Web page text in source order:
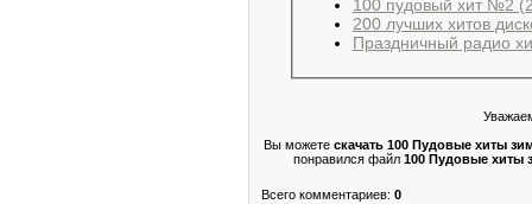
100 пудовый хит №2
200 лучших хитов
Праздничный радио
Вы можете скачать 100 Пудовые хиты
понравился файл 100 Пудовые хиты
Всего комментариев: 0